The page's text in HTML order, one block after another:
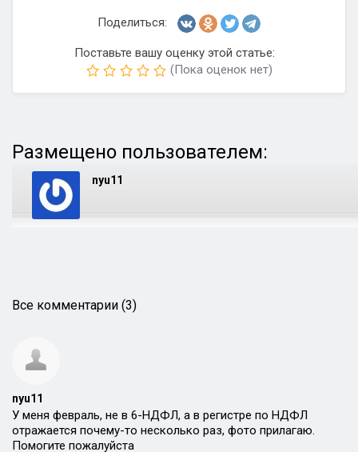
Поделиться:
Поставьте вашу оценку этой статье:
(Пока оценок нет)
Размещено пользователем:
nyu11
Все комментарии (3)
nyu11
У меня февраль, не в 6-НДФЛ, а в регистре по НДФЛ
отражается почему-то несколько раз, фото прилагаю.
Помогите пожалуйста